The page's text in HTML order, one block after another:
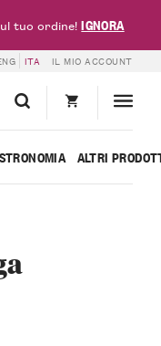
ITA IL MIO ACCOUNT
ALTRI
tuo ordine!IGNORA